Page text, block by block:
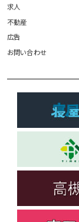
求人
不動産
広告
お問い合わせ